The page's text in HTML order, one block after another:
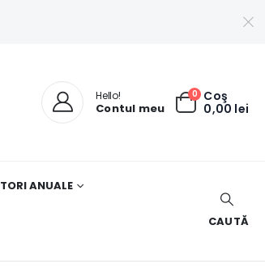
Hello!
Contul meu
0 Coş
0,00 lei
ANUALE
CAUTĂ